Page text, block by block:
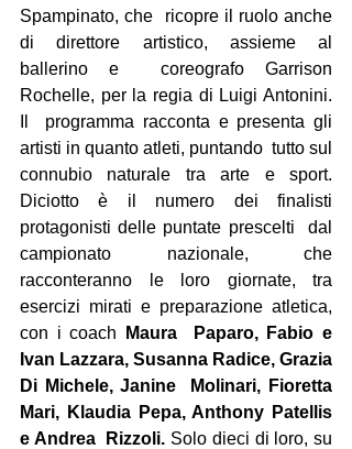
Spampinato, che  ricopre il ruolo anche
di direttore artistico, assieme al
ballerino e  coreografo Garrison
Rochelle, per la regia di Luigi Antonini.
Il  programma racconta e presenta gli
artisti in quanto atleti, puntando  tutto sul
connubio naturale tra arte e sport.
Diciotto è il numero dei finalisti
protagonisti delle puntate prescelti  dal
campionato nazionale, che
racconteranno le loro giornate, tra
esercizi mirati e preparazione atletica,
con i coach
Maura  Paparo, Fabio e
Ivan Lazzara, Susanna Radice, Grazia
Di Michele, Janine  Molinari, Fioretta
Mari, Klaudia Pepa, Anthony Patellis
e Andrea  Rizzoli. Solo dieci di loro, su